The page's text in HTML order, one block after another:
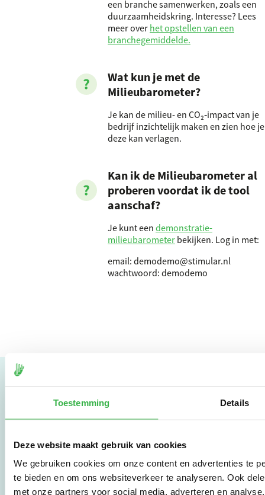
Toestemming Details
Deze website maakt gebruik van cookies
We gebruiken cookies om onze content en advertenties te
te bieden en om ons websiteverkeer te analyseren. Ook
met onze partners voor social media, adverteren en
een branche samenwerken, zoals een
duurzaamheidskring. Interesse? Lees
meer over het opstellen van een
branchegemiddelde.
Wat kun je met de
Milieubarometer?
Je kan de milieu- en CO₂‑impact van je
bedrijf inzichtelijk maken en zien hoe je
deze kan verlagen.
Kan ik de Milieubarometer al
proberen voordat ik de tool
aanschaf?
Je kunt een demonstratie-
milieubarometer bekijken. Log in met:
email: demodemo@stimular.nl
wachtwoord: demodemo
Milieubarometer
Wil je de CO₂- en milieu-
impact van je bedrijf of
organisatie in kaart
brengen? Dat kan met
de Milieubarometer,